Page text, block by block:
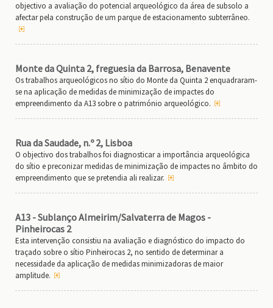
objectivo a avaliação do potencial arqueológico da área de subsolo a
afectar pela construção de um parque de estacionamento subterrâneo.
Monte da Quinta 2, freguesia da Barrosa, Benavente
Os trabalhos arqueológicos no sítio do Monte da Quinta 2 enquadraram-
se na aplicação de medidas de minimização de impactes do
empreendimento da A13 sobre o património arqueológico.
Rua da Saudade, n.º 2, Lisboa
O objectivo dos trabalhos foi diagnosticar a importância arqueológica
do sítio e preconizar medidas de minimização de impactes no âmbito do
empreendimento que se pretendia ali realizar.
A13 - Sublanço Almeirim/Salvaterra de Magos -
Pinheirocas 2
Esta intervenção consistiu na avaliação e diagnóstico do impacto do
traçado sobre o sítio Pinheirocas 2, no sentido de determinar a
necessidade da aplicação de medidas minimizadoras de maior
amplitude.